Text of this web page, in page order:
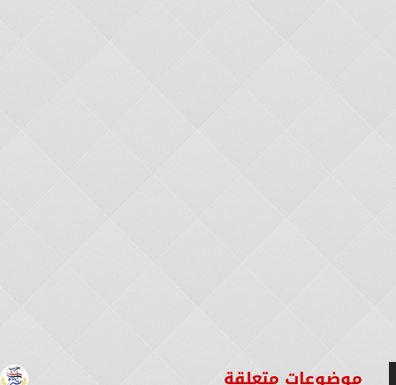
موضوعات متعلقة